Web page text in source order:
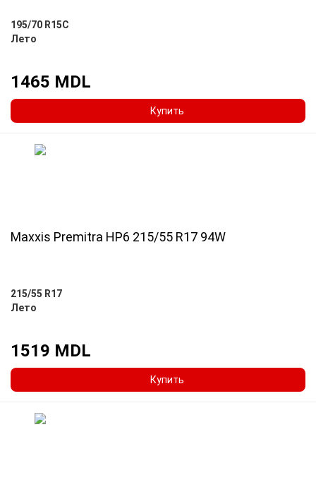
195/70 R15C
Лето
1465 MDL
Купить
Maxxis Premitra HP6 215/55 R17 94W
215/55 R17
Лето
1519 MDL
Купить